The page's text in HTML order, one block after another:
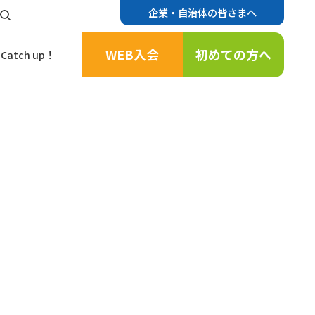
企業・自治体の皆さまへ
Catch up！ WEB入会 初めての方へ